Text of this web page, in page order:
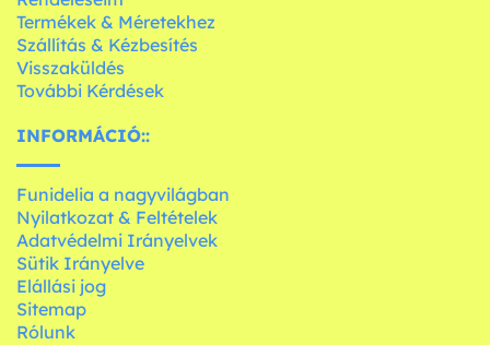
Termékek & Méretekhez
Szállítás & Kézbesítés
Visszaküldés
További Kérdések
INFORMÁCIÓ::
Funidelia a nagyvilágban
Nyilatkozat & Feltételek
Adatvédelmi Irányelvek
Sütik Irányelve
Elállási jog
Sitemap
Rólunk